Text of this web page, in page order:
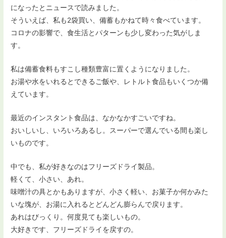
になったとニュースで読みました。
そういえば、私も2袋買い、備蓄もかねて時々食べています。
コロナの影響で、食生活とパターンも少し変わった気がしま
す。
私は備蓄食料もすこし種類豊富に置くようになりました。
お湯や水をいれるとできるご飯や、レトルト食品もいくつか備
えています。
最近のインスタント食品は、なかなかすごいですね。
おいしいし、いろいろあるし。スーパーで選んでいる間も楽し
いものです。
中でも、私が好きなのはフリーズドライ製品。
軽くて、小さい、あれ。
味噌汁の具とかもありますが、小さく軽い、お菓子か何かみた
いな塊が、お湯に入れるとどんどん膨らんで戻ります。
あれはびっくり。何度見ても楽しいもの。
大好きです、フリーズドライを戻すの。